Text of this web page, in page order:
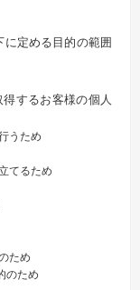
定める目的の範囲
するお客様の個人
うため
てるため
ため
のため